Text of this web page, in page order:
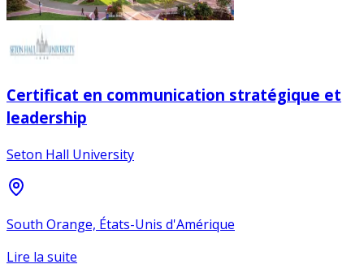
Certificat en communication stratégique et
leadership
Seton Hall University
South Orange, États-Unis d'Amérique
Lire la suite